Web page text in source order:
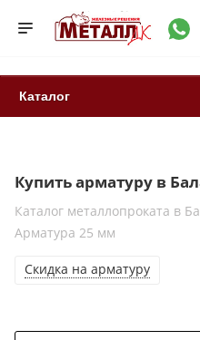
Каталог
Купить арматуру в
Каталог металлопроката в
Арматура 25 мм
Скидка на арматуру